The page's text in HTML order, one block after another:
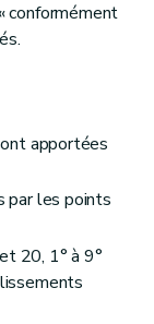
conformément
apportées
par les points
20, 1° à 9°